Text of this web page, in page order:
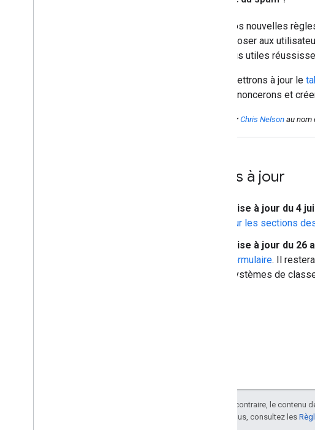
Avec nos nouvelles
de proposer aux
contenus utiles
Nous mettrons à jour le
nous annoncerons et
Publié parChris Nelson au nom
Mises à jour
Mise à jour du 4
sur les sections
Mise à jour du 26
formulaire. Il
systèmes de
Sauf indication contraire, le contenu
Pour en savoir plus, consultez les